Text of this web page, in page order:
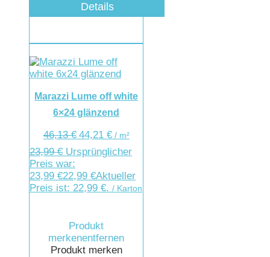
Details
Marazzi Lume off white
6×24 glänzend
46,13€ 44,21 €/ m²
23,99€ Ursprünglicher
Preis war:
23,99 €22,99 €Aktueller
Preis ist: 22,99 €. / Karton
Produkt
merkenentfernen
Produkt merken